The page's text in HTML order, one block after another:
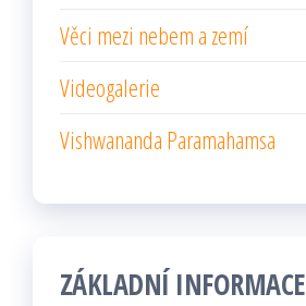
Věci mezi nebem a zemí
Videogalerie
Vishwananda Paramahamsa
ZÁKLADNÍ INFORMACE